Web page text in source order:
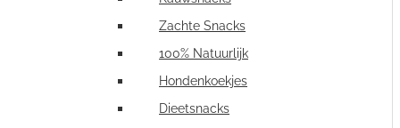
Zachte Snacks
100% Natuurlijk
Hondenkoekjes
Dieetsnacks